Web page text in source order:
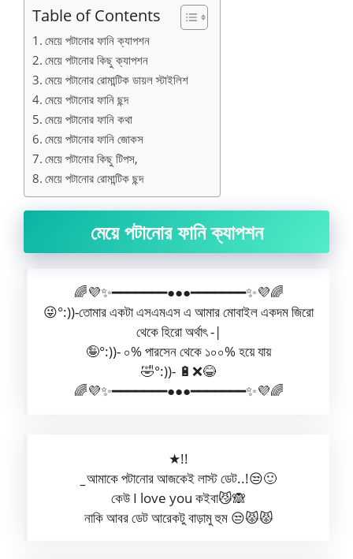
Table of Contents
মেয়ে পটানোর ফানি ক্যাপশন
মেয়ে পটানোর কিছু ক্যাপশন
মেয়ে পটানোর রোমান্টিক ডায়ল স্টাইলিশ
মেয়ে পটানোর ফানি ছন্দ
মেয়ে পটানোর ফানি কথা
মেয়ে পটানোর ফানি জোকস
মেয়ে পটানোর কিছু টিপস,
মেয়ে পটানোর রোমান্টিক ছন্দ
মেয়ে পটানোর ফানি ক্যাপশন
🌈💜✨━━━━━━━●●●━━━━━━━✨💜🌈
😜°:))-তোমার একটা এসএমএস এ আমার মোবাইল একদম জিরো
থেকে হিরো অর্থাৎ -|
🤪°:))- ০% পারসেন থেকে ১০০% হয়ে যায়
🤣°:))- 🔋❌😂
🌈💜✨━━━━━━━●●●━━━━━━━✨💜🌈
★!!
আমাকে পটানোর আজকেই লাস্ট ডেট..!😒🙂
কেউ I love you কইবা😼🙈
নাকি আবর ডেট আরেকটু বাড়ামু হুম 😒😾😾